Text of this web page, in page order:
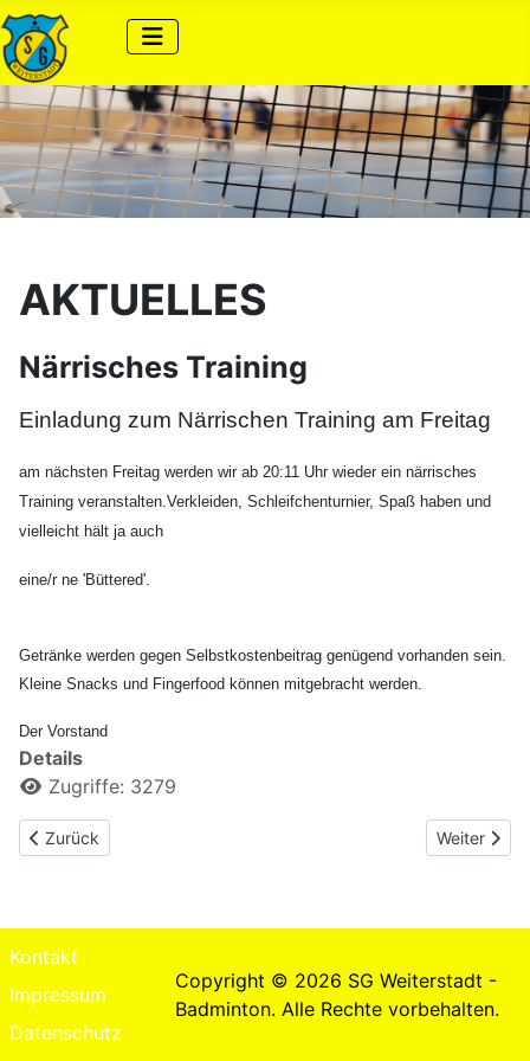
AKTUELLES
Närrisches Training
Einladung zum Närrischen Training am Freitag
am nächsten Freitag werden wir ab 20:11 Uhr wieder ein närrisches
Training veranstalten.Verkleiden, Schleifchenturnier, Spaß haben und
vielleicht hält ja auch
eine/r ne 'Büttered'.
Getränke werden gegen Selbstkostenbeitrag genügend vorhanden sein.
Kleine Snacks und Fingerfood können mitgebracht werden.
Der Vorstand
Details
Zugriffe: 3279
Vorheriger Beitrag: Länderspiel
Zurück Nächster
Weiter
Kontakt
Impressum
Datenschutz
Copyright © 2026 SG Weiterstadt -
Badminton. Alle Rechte vorbehalten.